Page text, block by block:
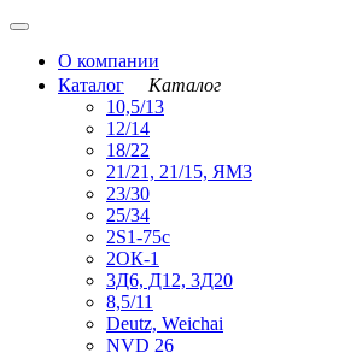
О компании
Каталог
Каталог
10,5/13
12/14
18/22
21/21, 21/15, ЯМЗ
23/30
25/34
2S1-75с
2ОК-1
3Д6, Д12, 3Д20
8,5/11
Deutz, Weichai
NVD 26